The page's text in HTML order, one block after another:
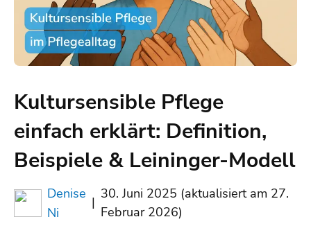
Kultursensible Pflege
einfach erklärt: Definition,
Beispiele & Leininger-Modell
Denise
Ni
|
30. Juni 2025 (aktualisiert am 27.
Februar 2026)